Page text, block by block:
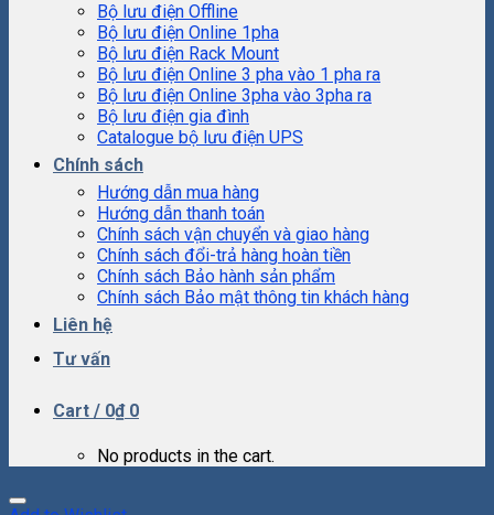
Bộ lưu điện Offline
Bộ lưu điện Online 1pha
Bộ lưu điện Rack Mount
Bộ lưu điện Online 3 pha vào 1 pha ra
Bộ lưu điện Online 3pha vào 3pha ra
Bộ lưu điện gia đình
Catalogue bộ lưu điện UPS
Chính sách
Hướng dẫn mua hàng
Hướng dẫn thanh toán
Chính sách vận chuyển và giao hàng
Chính sách đổi-trả hàng hoàn tiền
Chính sách Bảo hành sản phẩm
Chính sách Bảo mật thông tin khách hàng
Liên hệ
Tư vấn
Cart / 0₫ 0
No products in the cart.